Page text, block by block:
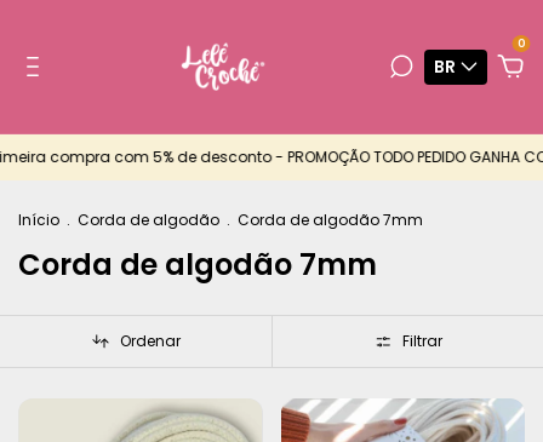
BR
0
com 5% de desconto - PROMOÇÃO TODO PEDIDO GANHA CORDA
Início . Corda de algodão . Corda de algodão 7mm
Corda de algodão 7mm
Ordenar Filtrar